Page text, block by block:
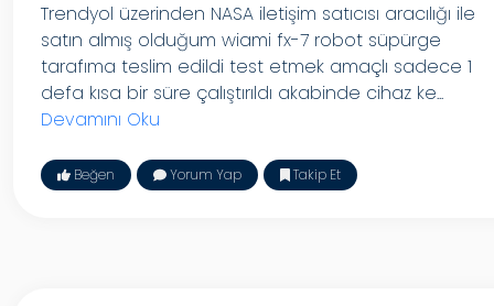
Trendyol üzerinden NASA iletişim satıcısı aracılığı ile
satın almış olduğum wiami fx-7 robot süpürge
tarafıma teslim edildi test etmek amaçlı sadece 1
defa kısa bir süre çalıştırıldı akabinde cihaz ke...
Devamını Oku
Beğen Yorum Yap Takip Et